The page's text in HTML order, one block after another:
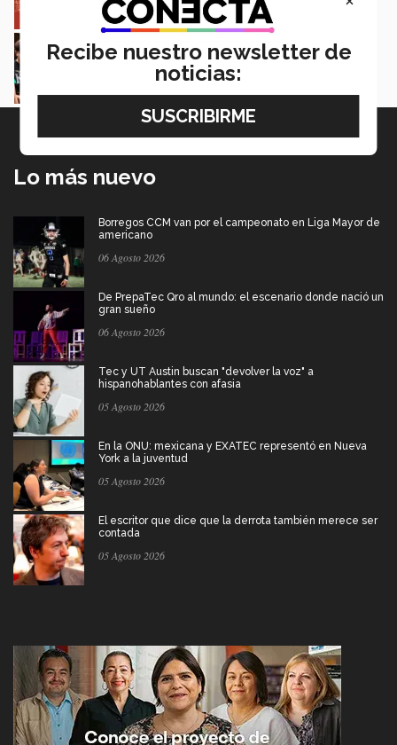
proyectos en la Sierra Tarahumara
Juan José Flores Nava
Lo más nuevo
Borregos CCM van por el campeonato en Liga Mayor de
americano
06 Agosto 2026
De PrepaTec Qro al mundo: el escenario donde nació un
gran sueño
06 Agosto 2026
Tec y UT Austin buscan "devolver la voz" a
hispanohablantes con afasia
05 Agosto 2026
En la ONU: mexicana y EXATEC representó en Nueva
York a la juventud
05 Agosto 2026
El escritor que dice que la derrota también merece ser
contada
05 Agosto 2026
Recibe nuestro newsletter de
noticias: